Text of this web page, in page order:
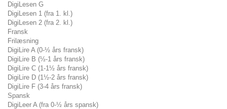
DigiLesen G
DigiLesen 1 (fra 1. kl.)
DigiLesen 2 (fra 2. kl.)
Fransk
Frilæsning
DigiLire A (0-½ års fransk)
DigiLire B (½-1 års fransk)
DigiLire C (1-1½ års fransk)
DigiLire D (1½-2 års fransk)
DigiLire F (3-4 års fransk)
Spansk
DigiLeer A (fra 0-½ års spansk)